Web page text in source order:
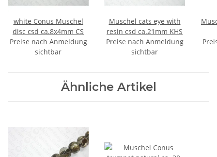
white Conus Muschel
disc csd ca.8x4mm CS
Preise nach Anmeldung
sichtbar
Muschel cats eye with
resin csd ca.21mm KHS
Preise nach Anmeldung
sichtbar
Ähnliche Artikel